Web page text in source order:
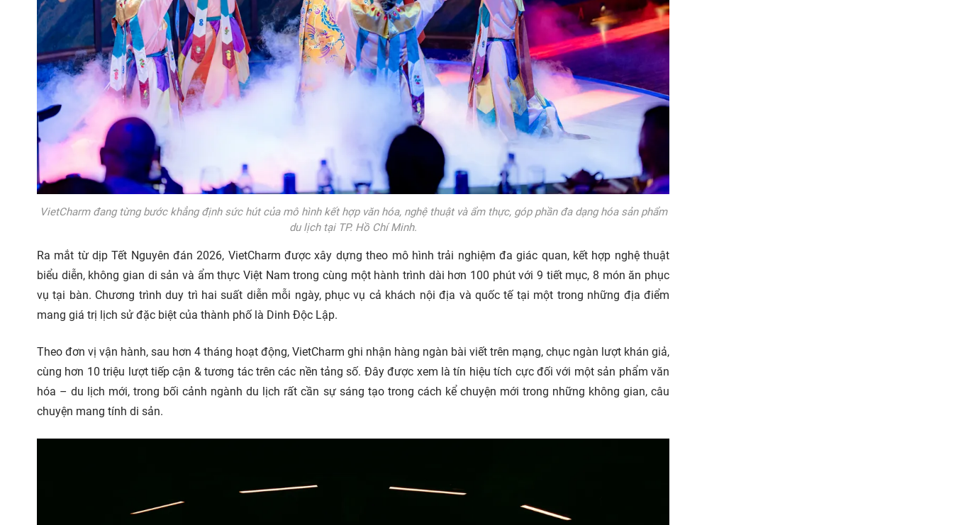
VietCharm đang từng bước khẳng định sức hút của mô hình kết hợp văn hóa, nghệ thuật và ẩm thực, góp phần đa dạng hóa sản phẩm
du lịch tại TP. Hồ Chí Minh.
Ra mắt từ dịp Tết Nguyên đán 2026, VietCharm được xây dựng theo mô hình trải nghiệm đa giác quan, kết hợp nghệ thuật
biểu diễn, không gian di sản và ẩm thực Việt Nam trong cùng một hành trình dài hơn 100 phút với 9 tiết mục, 8 món ăn phục
vụ tại bàn. Chương trình duy trì hai suất diễn mỗi ngày, phục vụ cả khách nội địa và quốc tế tại một trong những địa điểm
mang giá trị lịch sử đặc biệt của thành phố là Dinh Độc Lập.
Theo đơn vị vận hành, sau hơn 4 tháng hoạt động, VietCharm ghi nhận hàng ngàn bài viết trên mạng, chục ngàn lượt khán giả,
cùng hơn 10 triệu lượt tiếp cận & tương tác trên các nền tảng số. Đây được xem là tín hiệu tích cực đối với một sản phẩm văn
hóa – du lịch mới, trong bối cảnh ngành du lịch rất cần sự sáng tạo trong cách kể chuyện mới trong những không gian, câu
chuyện mang tính di sản.